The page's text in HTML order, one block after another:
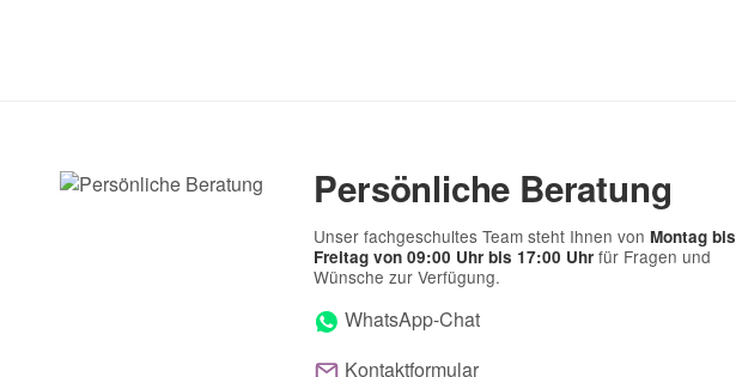
Persönliche Beratung
Unser fachgeschultes Team steht Ihnen von Montag bis
Freitag von 09:00 Uhr bis 17:00 Uhr für Fragen und
Wünsche zur Verfügung.
WhatsApp-Chat
Kontaktformular